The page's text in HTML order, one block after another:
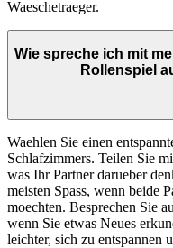
Waeschetraeger.
Wie spreche ich mit
Rollenspiel
Waehlen Sie einen
Schlafzimmers. Teilen Sie
was Ihr Partner darueber
meisten Spass, wenn beide
moechten. Besprechen Sie
wenn Sie etwas Neues
leichter, sich zu entspannen